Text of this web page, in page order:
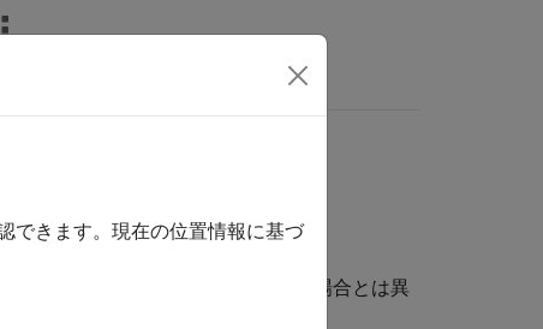
、ここをクリックします。
MATLAB 環境でコードを実行する場合とは異
できます。現在の位置情報に基づ